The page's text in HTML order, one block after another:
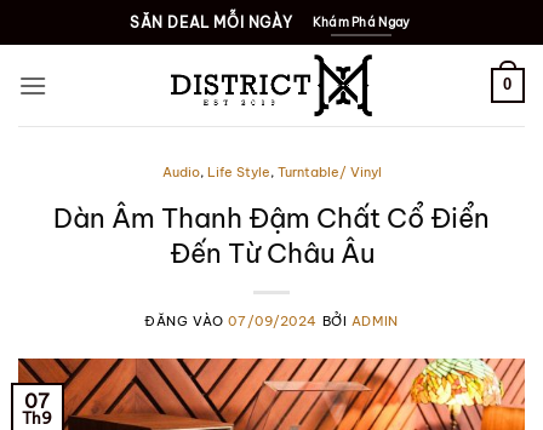
qua
nội
SĂN DEAL MỖI NGÀY Khám Phá Ngay
0
Audio, Life Style, Turntable/ Vinyl
Dàn Âm Thanh Đậm Chất Cổ Điển
Đến Từ Châu Âu
ĐĂNG VÀO07/09/2024 BỞI ADMIN
07
Th9